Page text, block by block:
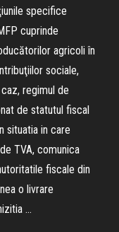
specifice
cuprinde
agricoli în
sociale,
regimul de
de statutul fiscal
situatia in care
TVA, comunica
fiscale din
o livrare
…